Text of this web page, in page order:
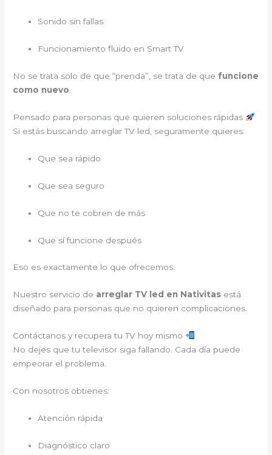
Sonido sin fallas
Funcionamiento fluido en Smart TV
No se trata solo de que “prenda”, se trata de que funcione
como nuevo
Pensado para personas que quieren soluciones rápidas
Si estás buscando arreglar TV led, seguramente quieres:
Que sea rápido
Que sea seguro
Que no te cobren de más
Que sí funcione después
Eso es exactamente lo que ofrecemos.
Nuestro servicio de arreglar TV led en Nativitas está
diseñado para personas que no quieren complicaciones.
Contáctanos y recupera tu TV hoy mismo
No dejes que tu televisor siga fallando. Cada día puede
empeorar el problema.
Con nosotros obtienes:
Atención rápida
Diagnóstico claro